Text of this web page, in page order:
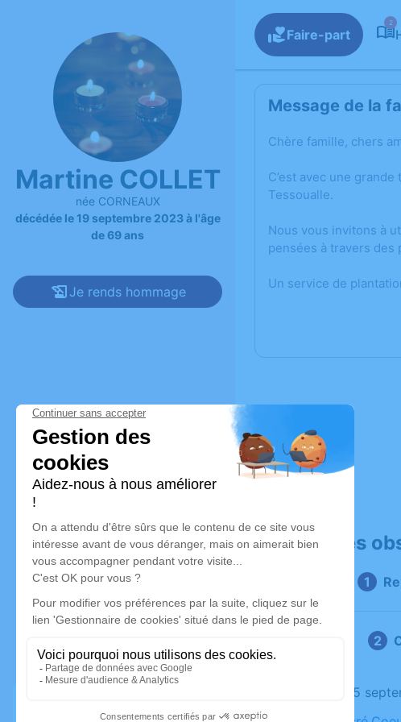
Martine COLLET
née CORNEAUX
décédée le 19 septembre 2023 à l'âge
de 69 ans
Je rends hommage
Faire-part
2
Message de la
Chère famille, chers
C’est avec une
Tessoualle.
Nous vous invitons à
pensées à travers des
Un service de
Déroulé des
Le lundi 25